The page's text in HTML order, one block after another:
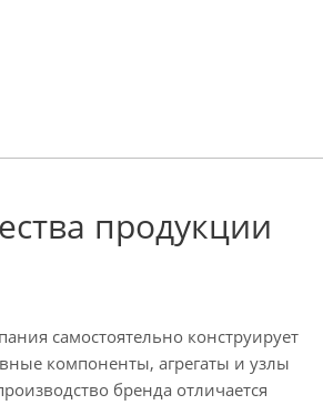
продукции
самостоятельно конструирует
компоненты, агрегаты и узлы
бренда отличается